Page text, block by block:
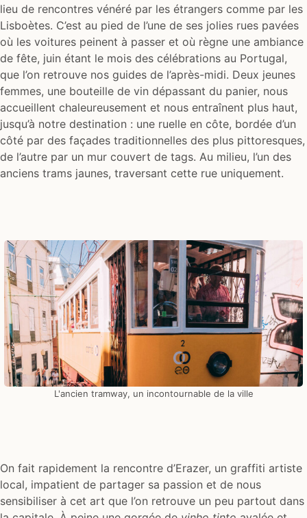
lieu de rencontres vénéré par les étrangers comme par les
Lisboètes. C’est au pied de l’une de ses jolies rues pavées
où les voitures peinent à passer et où règne une ambiance
de fête, juin étant le mois des célébrations au Portugal,
que l’on retrouve nos guides de l’après-midi. Deux jeunes
femmes, une bouteille de vin dépassant du panier, nous
accueillent chaleureusement et nous entraînent plus haut,
jusqu’à notre destination : une ruelle en côte, bordée d’un
côté par des façades traditionnelles des plus pittoresques,
de l’autre par un mur couvert de tags. Au milieu, l’un des
anciens trams jaunes, traversant cette rue uniquement.
L'ancien tramway, un incontournable de la ville
On fait rapidement la rencontre d’Erazer, un graffiti artiste
local, impatient de partager sa passion et de nous
sensibiliser à cet art que l’on retrouve un peu partout dans